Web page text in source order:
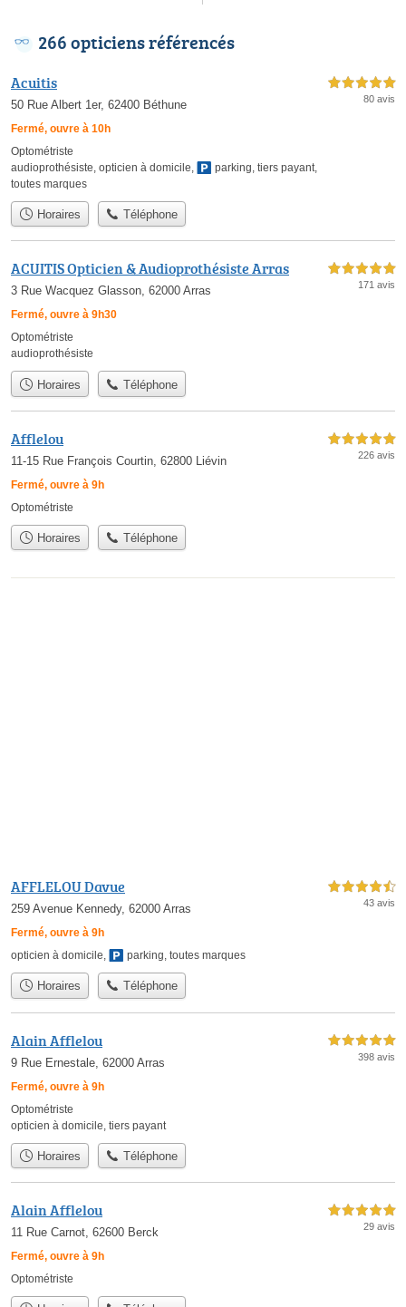
266 opticiens référencés
Acuitis
50 Rue Albert 1er, 62400 Béthune
Fermé, ouvre à 10h
5,0 étoiles sur 5
80 avis
Optométriste
audioprothésiste, opticien à domicile, parking, tiers payant,
toutes marques
Horaires Téléphone
ACUITIS Opticien & Audioprothésiste Arras
3 Rue Wacquez Glasson, 62000 Arras
Fermé, ouvre à 9h30
5,0 étoiles sur 5
171 avis
Optométriste
audioprothésiste
Horaires Téléphone
Afflelou
11-15 Rue François Courtin, 62800 Liévin
Fermé, ouvre à 9h
5,0 étoiles sur 5
226 avis
Optométriste
Horaires Téléphone
AFFLELOU Davue
259 Avenue Kennedy, 62000 Arras
Fermé, ouvre à 9h
4,5 étoiles sur 5
43 avis
opticien à domicile, parking, toutes marques
Horaires Téléphone
Alain Afflelou
9 Rue Ernestale, 62000 Arras
Fermé, ouvre à 9h
5,0 étoiles sur 5
398 avis
Optométriste
opticien à domicile tiers payant
Horaires Téléphone
Alain Afflelou
11 Rue Carnot, 62600 Berck
Fermé, ouvre à 9h
5,0 étoiles sur 5
29 avis
Optométriste